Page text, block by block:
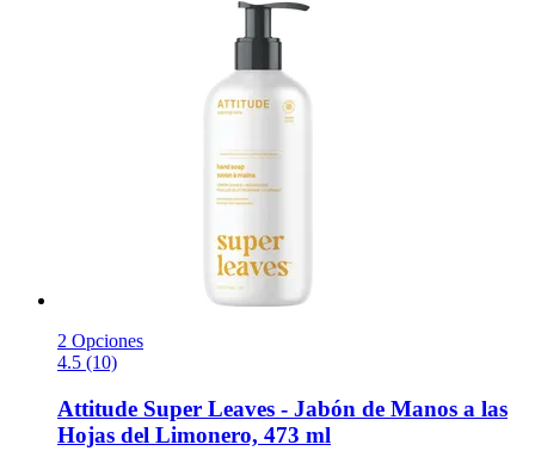
2 Opciones
4.5 (10)
Attitude Super Leaves -​ Jabón de Manos a las
Hojas del Limonero, 473 ml